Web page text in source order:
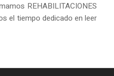
REHABILITACIONES
el tiempo dedicado en leer